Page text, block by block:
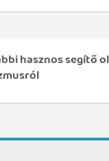
hasznos segítő